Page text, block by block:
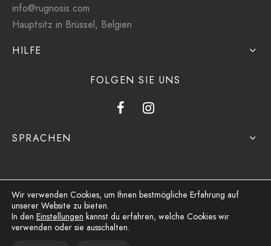
info@rugnosis.com
Hauptsitz in Brüssel, Belgien
HILFE
FOLGEN SIE UNS
SPRACHEN
Datenschutzbestimmungen
Wir verwenden Cookies, um Ihnen bestmögliche Erfahrung auf
unserer Website zu bieten.
In den Einstellungen kannst du erfahren, welche Cookies wir
verwenden oder sie ausschalten.